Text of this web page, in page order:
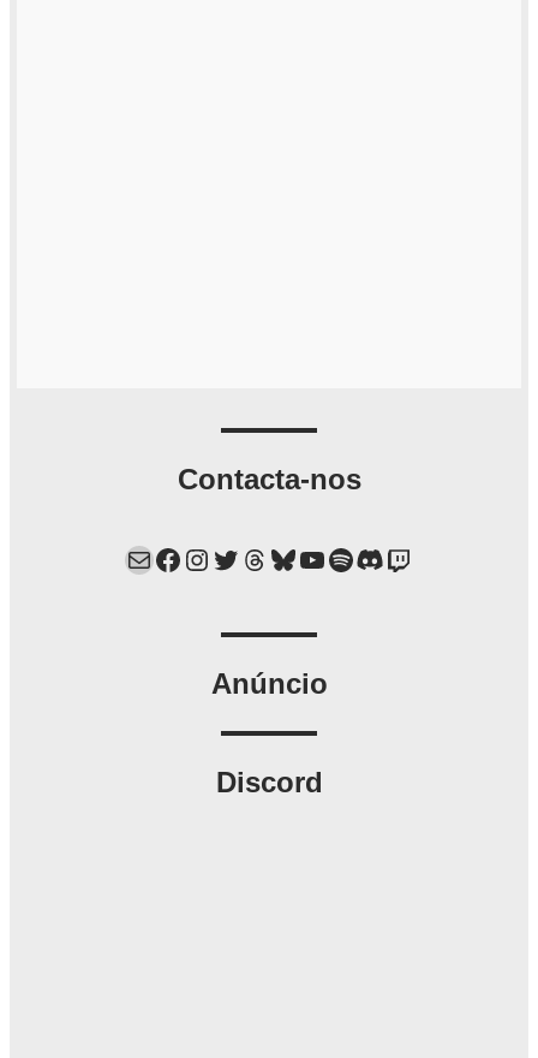
Contacta-nos
Mail Facebook Instagram Twitter Threads Bluesky YouTube Spotify Discord Twitch
Anúncio
Discord